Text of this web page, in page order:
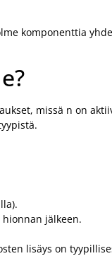
komponenttia
missä n on
jälkeen.
lisäys on